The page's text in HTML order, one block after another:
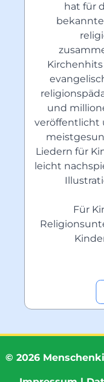
hat für
und
veröffentlicht
Liedern für
leicht
Für
© 2026